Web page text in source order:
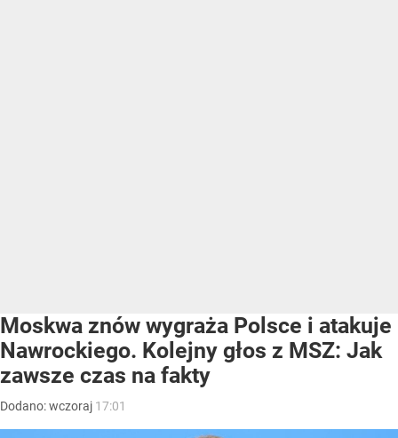
Moskwa znów wygraża Polsce i atakuje
Nawrockiego. Kolejny głos z MSZ: Jak
zawsze czas na fakty
Dodano:wczoraj 17:01